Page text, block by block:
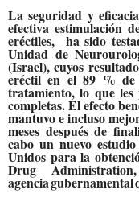
La seguridad y
efectiva estimulación
eréctiles, ha sido
Unidad de
(Israel), cuyos
eréctil en el 89 % de
tratamiento, lo que les
completas. El efecto
mantuvo e incluso
meses después de
cabo un nuevo
Unidos para la
Drug
agencia gubernamental